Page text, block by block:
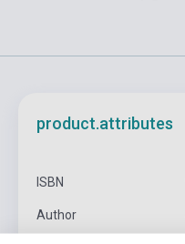
product.attributes
ISBN
Author